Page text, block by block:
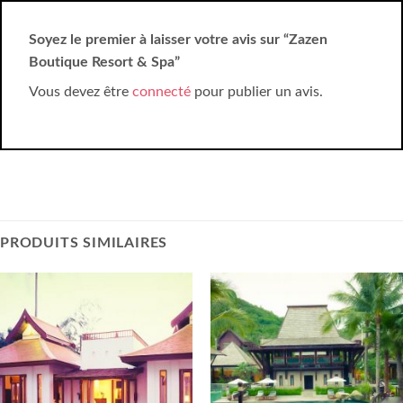
Soyez le premier à laisser votre avis sur “Zazen
Boutique Resort & Spa”
Vous devez être connecté pour publier un avis.
PRODUITS SIMILAIRES